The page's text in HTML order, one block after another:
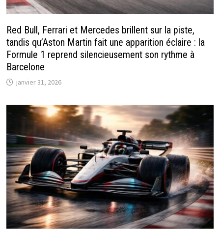
Red Bull, Ferrari et Mercedes brillent sur la piste,
tandis qu’Aston Martin fait une apparition éclaire : la
Formule 1 reprend silencieusement son rythme à
Barcelone
janvier 31, 2026